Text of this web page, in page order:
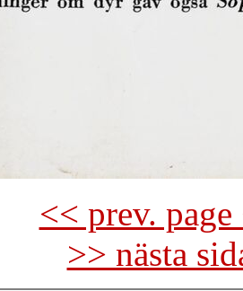
<< prev.
>> nästa